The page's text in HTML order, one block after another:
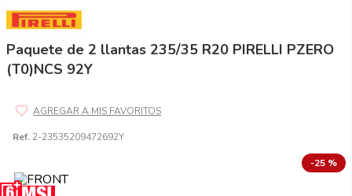
Paquete de 2 llantas 235/35 R20 PIRELLI PZERO
(T0)NCS 92Y
Ref. 2-23535209472692Y
-25 %
2